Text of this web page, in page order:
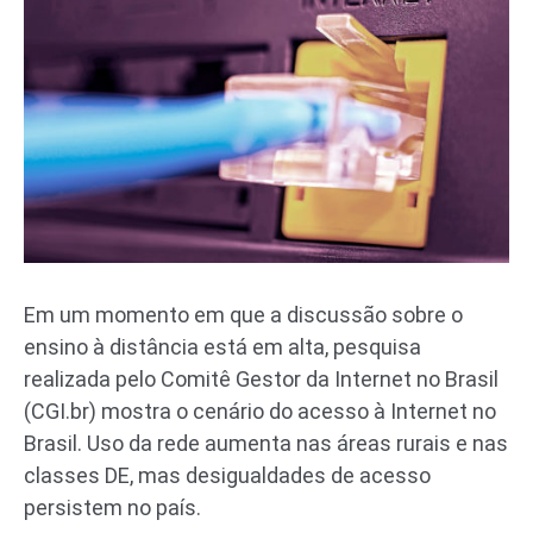
Em um momento em que a discussão sobre o
ensino à distância está em alta, pesquisa
realizada pelo Comitê Gestor da Internet no Brasil
(CGI.br) mostra o cenário do acesso à Internet no
Brasil. Uso da rede aumenta nas áreas rurais e nas
classes DE, mas desigualdades de acesso
persistem no país.